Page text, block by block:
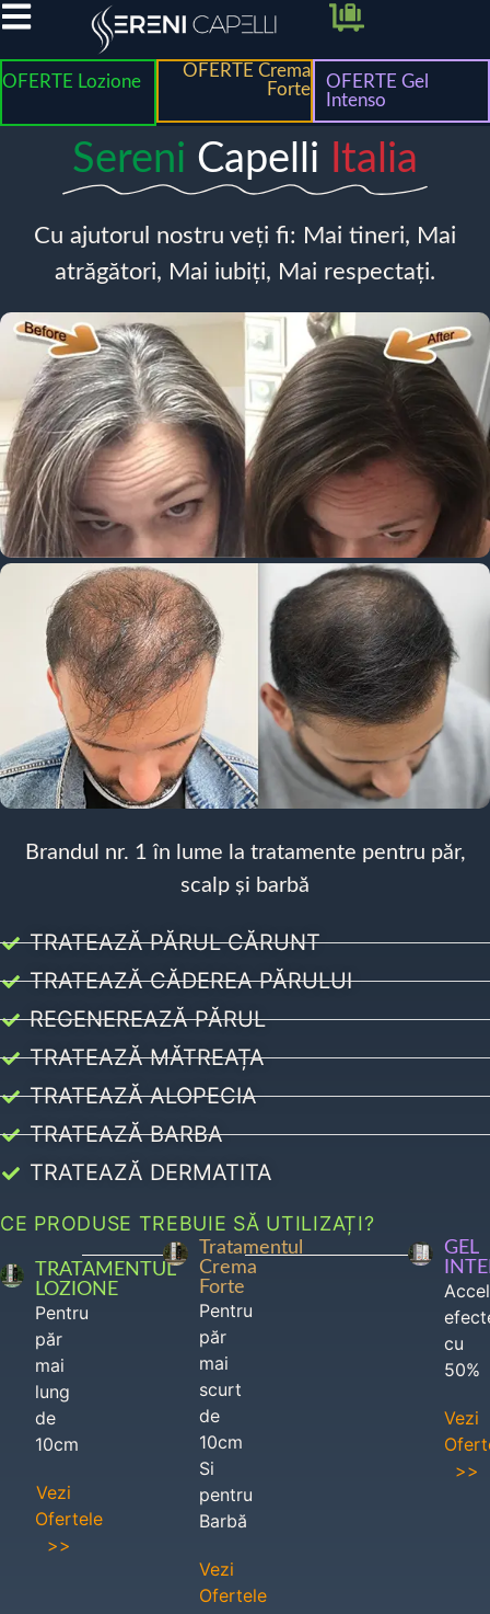
OFERTE Lozione
OFERTE Crema
Forte
OFERTE Gel
Intenso
Sereni Capelli Italia
Cu ajutorul nostru veți fi: Mai tineri, Mai
atrăgători, Mai iubiți, Mai respectați.
Brandul nr. 1 în lume la tratamente pentru păr,
scalp și barbă
TRATEAZĂ PĂRUL CĂRUNT
TRATEAZĂ CĂDEREA PĂRULUI
REGENEREAZĂ PĂRUL
TRATEAZĂ MĂTREAȚA
TRATEAZĂ ALOPECIA
TRATEAZĂ BARBA
TRATEAZĂ DERMATITA
CE PRODUSE TREBUIE SĂ UTILIZAȚI?
TRATAMENTUL
LOZIONE
Pentru
păr
mai
lung
de
10cm
Vezi
Ofertele
>>
Tratamentul
Crema
Forte
Pentru
păr
mai
scurt
de
10cm
Si
pentru
Barbă
Vezi
Ofertele
GEL
cu
50%
Vezi
>>